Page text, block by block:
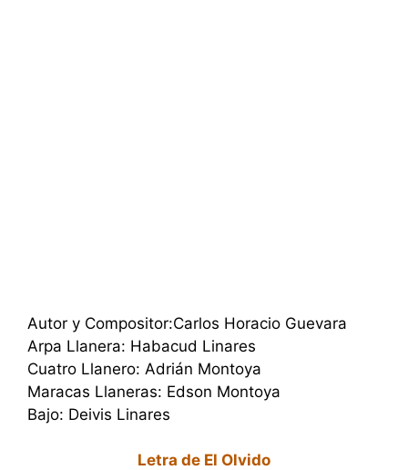
Autor y Compositor:Carlos Horacio Guevara
Arpa Llanera: Habacud Linares
Cuatro Llanero: Adrián Montoya
Maracas Llaneras: Edson Montoya
Bajo: Deivis Linares
Letra de El Olvido